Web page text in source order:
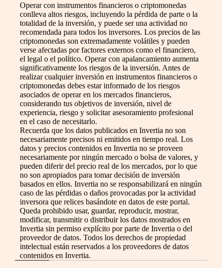
Operar con instrumentos financieros o criptomonedas
conlleva altos riesgos, incluyendo la pérdida de parte o la
totalidad de la inversión, y puede ser una actividad no
recomendada para todos los inversores. Los precios de las
criptomonedas son extremadamente volátiles y pueden
verse afectadas por factores externos como el financiero,
el legal o el político. Operar con apalancamiento aumenta
significativamente los riesgos de la inversión. Antes de
realizar cualquier inversión en instrumentos financieros o
criptomonedas debes estar informado de los riesgos
asociados de operar en los mercados financieros,
considerando tus objetivos de inversión, nivel de
experiencia, riesgo y solicitar asesoramiento profesional
en el caso de necesitarlo.
Recuerda que los datos publicados en Invertia no son
necesariamente precisos ni emitidos en tiempo real. Los
datos y precios contenidos en Invertia no se proveen
necesariamente por ningún mercado o bolsa de valores, y
pueden diferir del precio real de los mercados, por lo que
no son apropiados para tomar decisión de inversión
basados en ellos. Invertia no se responsabilizará en ningún
caso de las pérdidas o daños provocadas por la actividad
inversora que relices basándote en datos de este portal.
Queda prohibido usar, guardar, reproducir, mostrar,
modificar, transmitir o distribuir los datos mostrados en
Invertia sin permiso explícito por parte de Invertia o del
proveedor de datos. Todos los derechos de propiedad
intelectual están reservados a los proveedores de datos
contenidos en Invertia.